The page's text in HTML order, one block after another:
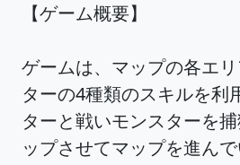
【ゲーム概要】
ゲームは、マップの各エ
ターの4種類のスキルを利
ターと戦いモンスターを
ップさせてマップを進ん